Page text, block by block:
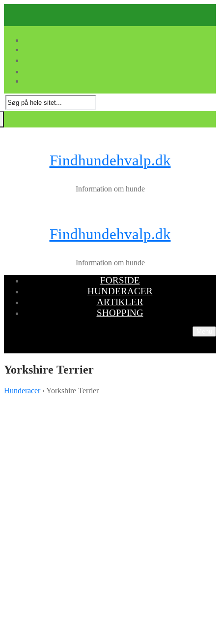
indhold
Søg
efter:
Findhundehvalp.dk
Information om hunde
Findhundehvalp.dk
Information om hunde
FORSIDE
HUNDERACER
ARTIKLER
SHOPPING
Yorkshire Terrier
Hunderacer› Yorkshire Terrier